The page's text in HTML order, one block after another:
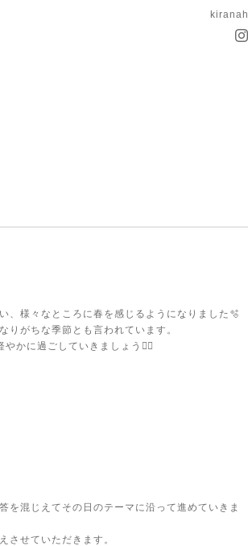
kiranah
、様々なところに春を感じるようになりました🫧
りがちな季節とも言われています。
かに過ごしていきましょう🧘‍♀️
を混じえてその日のテーマに沿って進めていきま
させていただきます。